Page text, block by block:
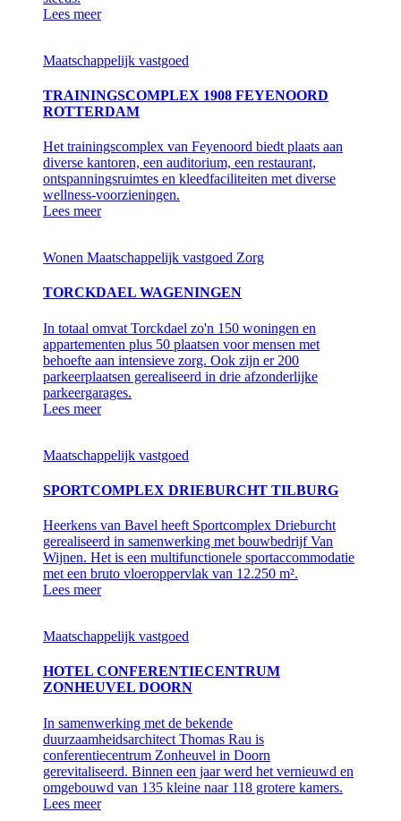
Lees meer
Maatschappelijk vastgoed
TRAININGSCOMPLEX 1908 FEYENOORD
ROTTERDAM
Het trainingscomplex van Feyenoord biedt plaats aan
diverse kantoren, een auditorium, een restaurant,
ontspanningsruimtes en kleedfaciliteiten met diverse
wellness-voorzieningen.
Lees meer
Wonen Maatschappelijk vastgoed Zorg
TORCKDAEL WAGENINGEN
In totaal omvat Torckdael zo'n 150 woningen en
appartementen plus 50 plaatsen voor mensen met
behoefte aan intensieve zorg. Ook zijn er 200
parkeerplaatsen gerealiseerd in drie afzonderlijke
parkeergarages.
Lees meer
Maatschappelijk vastgoed
SPORTCOMPLEX DRIEBURCHT TILBURG
Heerkens van Bavel heeft Sportcomplex Drieburcht
gerealiseerd in samenwerking met bouwbedrijf Van
Wijnen. Het is een multifunctionele sportaccommodatie
met een bruto vloeroppervlak van 12.250 m².
Lees meer
Maatschappelijk vastgoed
HOTEL CONFERENTIECENTRUM
ZONHEUVEL DOORN
In samenwerking met de bekende
duurzaamheidsarchitect Thomas Rau is
conferentiecentrum Zonheuvel in Doorn
gerevitaliseerd. Binnen een jaar werd het vernieuwd en
omgebouwd van 135 kleine naar 118 grotere kamers.
Lees meer